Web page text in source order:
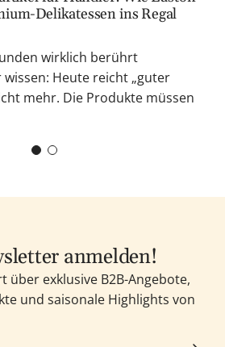
Delikatessen ins Regal
wirklich berührt
Heute reicht „guter
mehr. Die Produkte müssen
anmelden!
über exklusive B2B-Angebote,
und saisonale Highlights von